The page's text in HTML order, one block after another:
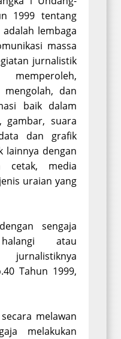
1999 tentang
adalah lembaga
massa
jurnalistik
mengolah, dan
baik dalam
gambar, suara
dan grafik
lainnya dengan
cetak, media
uraian yang
sengaja
atau
jurnalistiknya
Tahun 1999,
melawan
melakukan